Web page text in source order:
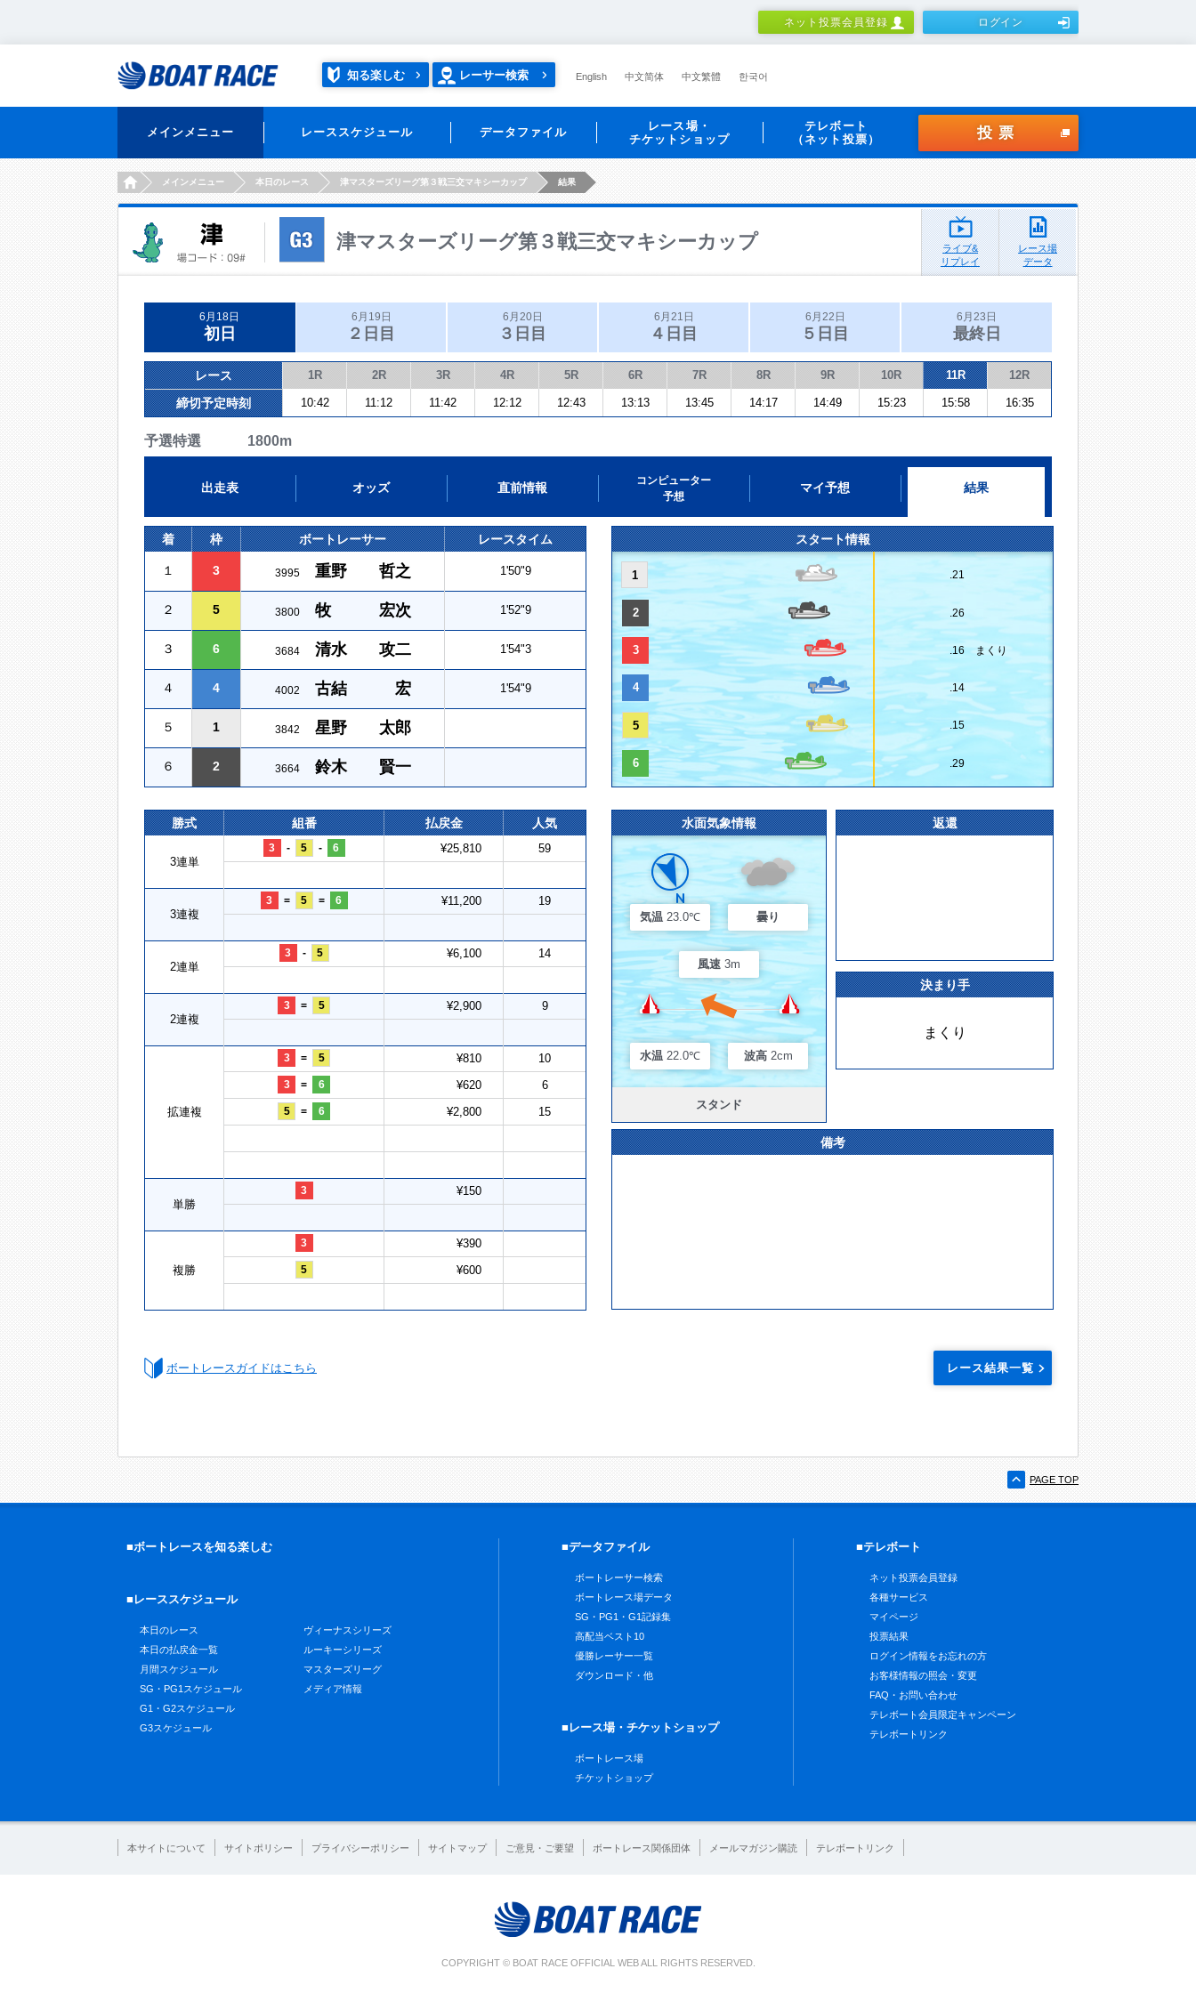
ネット投票会員登録 ログイン
知る楽しむ レーサー検索 English 中文简体 中文繁體 한국어
メインメニュー レーススケジュール データファイル
レース場・
チケットショップ
テレボート
（ネット投票）
投票
HOMEメインメニュー 本日のレース 津マスターズリーグ第３戦三交マキシーカップ 結果
津マスターズリーグ第３戦三交マキシーカップ
ライブ&
リプレイ
レース場
データ
6月18日
初日
6月19日
２日目
6月20日
３日目
6月21日
４日目
6月22日
５日目
6月23日
最終日
レース 1R 2R 3R 4R 5R 6R 7R 8R 9R 10R 11R 12R
締切予定時刻 10:42 11:12 11:42 12:12 12:43 13:13 13:45 14:17 14:49 15:23 15:58 16:35
予選特選 1800m
出走表 オッズ 直前情報
コンピューター
予想
マイ予想 結果
着 枠 ボートレーサー レースタイム
１ 3 3995 重野 哲之 1'50"9
２ 5 3800 牧 宏次 1'52"9
３ 6 3684 清水 攻二 1'54"3
４ 4 4002 古結 宏 1'54"9
５ 1 3842 星野 太郎
６ 2 3664 鈴木 賢一
スタート情報
1 .21
2 .26
3 .16 まくり
4 .14
5 .15
6 .29
勝式 組番 払戻金 人気
3連単
3 - 5 - 6 ¥25,810 59
3連複
3 = 5 = 6 ¥11,200 19
2連単
3 - 5 ¥6,100 14
2連複
3 = 5 ¥2,900 9
拡連複
3 = 5 ¥810 10
3 = 6 ¥620 6
5 = 6 ¥2,800 15
単勝
3 ¥150
複勝
3 ¥390
5 ¥600
水面気象情報
気温 23.0℃ 曇り
風速 3m
水温 22.0℃ 波高 2cm
スタンド
返還
決まり手
まくり
備考
ボートレースガイドはこちら レース結果一覧
PAGE TOP
■ボートレースを知る楽しむ
■レーススケジュール
本日のレース
本日の払戻金一覧
月間スケジュール
SG・PG1スケジュール
G1・G2スケジュール
G3スケジュール
ヴィーナスシリーズ
ルーキーシリーズ
マスターズリーグ
メディア情報
■データファイル
ボートレーサー検索
ボートレース場データ
SG・PG1・G1記録集
高配当ベスト10
優勝レーサー一覧
ダウンロード・他
■レース場・チケットショップ
ボートレース場
チケットショップ
■テレボート
ネット投票会員登録
各種サービス
マイページ
投票結果
ログイン情報をお忘れの方
お客様情報の照会・変更
FAQ・お問い合わせ
テレボート会員限定キャンペーン
テレボートリンク
本サイトについて サイトポリシー プライバシーポリシー サイトマップ ご意見・ご要望 ボートレース関係団体 メールマガジン購読 テレボートリンク
COPYRIGHT © BOAT RACE OFFICIAL WEB ALL RIGHTS RESERVED.